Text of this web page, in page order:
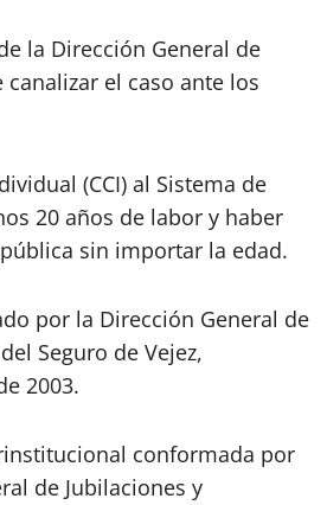
la Dirección General de
el caso ante los
(CCI) al Sistema de
20 años de labor y haber
sin importar la edad.
por la Dirección General de
Seguro de Vejez,
2003.
conformada por
de Jubilaciones y